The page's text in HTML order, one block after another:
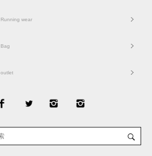
Running wear
Bag
outlet